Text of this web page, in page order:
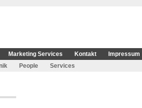
Marketing Services Kontakt
Impressum
People Services